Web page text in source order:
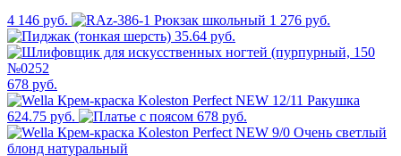
4 146 руб.
1 276 руб.
35.64 руб.
678 руб.
624.75 руб. 678 руб.